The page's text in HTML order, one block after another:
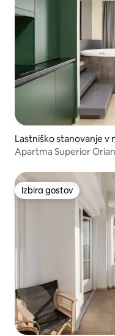
Lastniško stanovanje v
Apartma Superior
Izbira gostov
Izbira gostov